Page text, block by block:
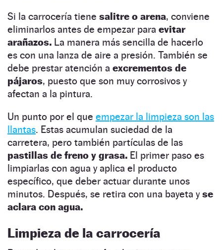
Si la carrocería tiene salitre o arena, conviene
eliminarlos antes de empezar para evitar
arañazos. La manera más sencilla de hacerlo
es con una lanza de aire a presión. También se
debe prestar atención a excrementos de
pájaros, puesto que son muy corrosivos y
afectan a la pintura.
Un punto por el que empezar la limpieza son las
llantas. Estas acumulan suciedad de la
carretera, pero también partículas de las
pastillas de freno y grasa. El primer paso es
limpiarlas con agua y aplica el producto
específico, que deber actuar durante unos
minutos. Después, se retira con una bayeta yse
aclara con agua.
Limpieza de la carrocería